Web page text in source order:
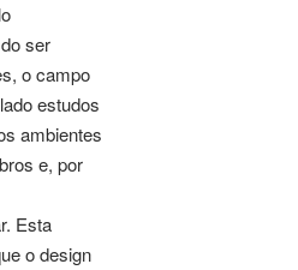
ser
o campo
estudos
ambientes
e, por
Esta
o design